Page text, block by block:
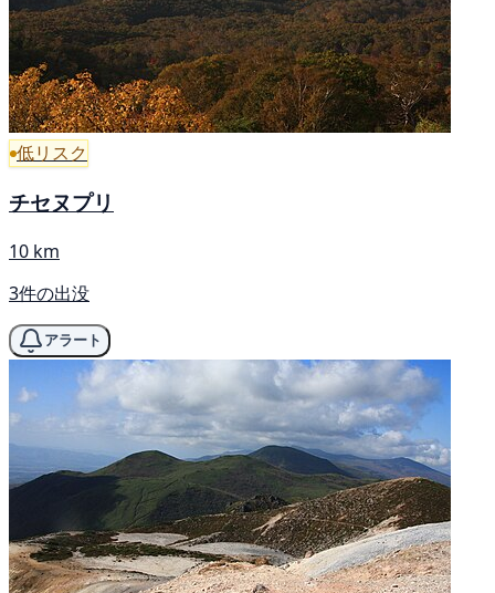
低リスク
チセヌプリ
10 km
3件の出没
アラート